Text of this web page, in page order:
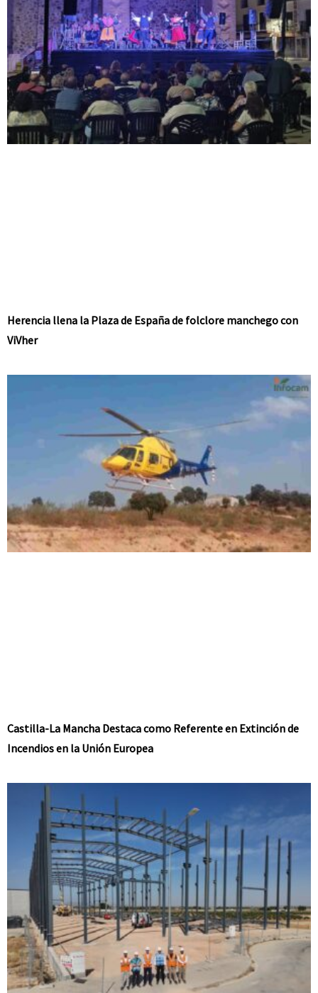
Herencia llena la Plaza de España de folclore manchego con
ViVher
Castilla-La Mancha Destaca como Referente en Extinción de
Incendios en la Unión Europea